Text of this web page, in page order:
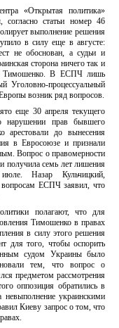
«Открытая политика»
согласно статьи номер 46
выполнение решения
в силу еще в августе:
не обоснован, а судьи и
сторона ничего так и
Тимошенко. В ЕСПЧ лишь
Уголовно-процессуальный
возник ряд вопросов.
еще 30 апреля текущего
нарушении прав бывшего
до вынесения
в Евросоюзе и признали
Вопрос о правомерности
получила семь лет лишения
Назар Кульчицкий,
вопросам ЕСПЧ заявил, что
полагают, что для
Тимошенко в правах
в силу этого решения
для того, чтобы оспорить
судом Украины было
тем, что вопрос о
предметом рассмотрения
оппозиция обратились в
украинскими
Киеву запрос о том, что